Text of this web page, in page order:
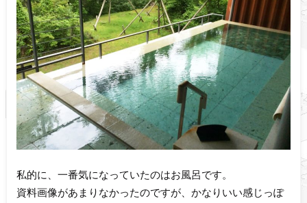
私的に、一番気になっていたのはお風呂です。
資料画像があまりなかったのですが、かなりいい感じっぽ